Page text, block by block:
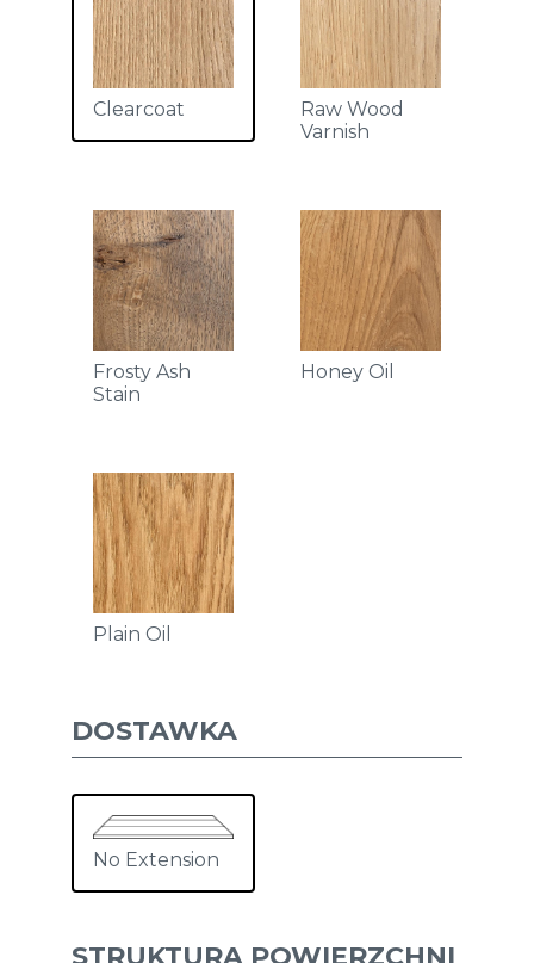
Clearcoat
Raw Wood
Varnish
Frosty Ash
Stain
Honey Oil
Plain Oil
DOSTAWKA
No Extension
STRUKTURA POWIERZCHNI